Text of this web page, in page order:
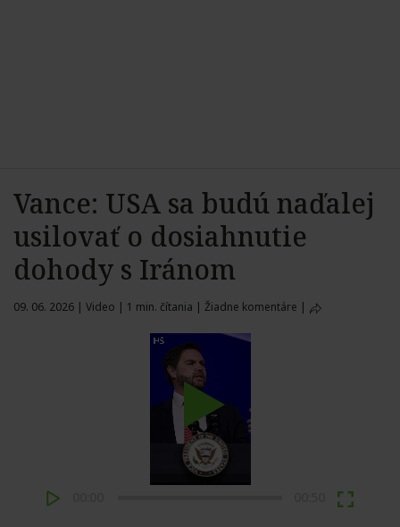
Vance: USA sa budú naďalej
usilovať o dosiahnutie
dohody s Iránom
09. 06. 2026 | Video | 1 min. čítania | Žiadne komentáre |
Play